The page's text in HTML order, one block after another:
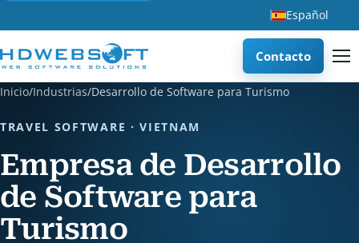
Español
Contacto
Inicio/Industrias/Desarrollo de Software para Turismo
TRAVEL SOFTWARE · VIETNAM
Empresa de Desarrollo
de Software para
Turismo